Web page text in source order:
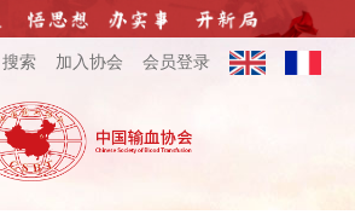
搜索 加入协会 会员登录